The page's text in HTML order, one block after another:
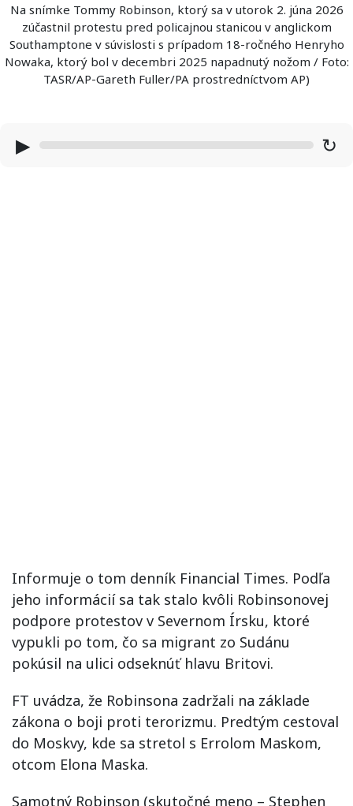
Na snímke Tommy Robinson, ktorý sa v utorok 2. júna 2026
zúčastnil protestu pred policajnou stanicou v anglickom
Southamptone v súvislosti s prípadom 18-ročného Henryho
Nowaka, ktorý bol v decembri 2025 napadnutý nožom / Foto:
TASR/AP-Gareth Fuller/PA prostredníctvom AP)
▶ ↻
Informuje o tom denník Financial Times. Podľa
jeho informácií sa tak stalo kvôli Robinsonovej
podpore protestov v Severnom Írsku, ktoré
vypukli po tom, čo sa migrant zo Sudánu
pokúsil na ulici odseknúť hlavu Britovi.
FT uvádza, že Robinsona zadržali na základe
zákona o boji proti terorizmu. Predtým cestoval
do Moskvy, kde sa stretol s Errolom Maskom,
otcom Elona Maska.
Samotný Robinson (skutočné meno – Stephen